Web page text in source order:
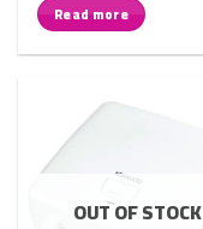
Read more
OUT OF STOCK